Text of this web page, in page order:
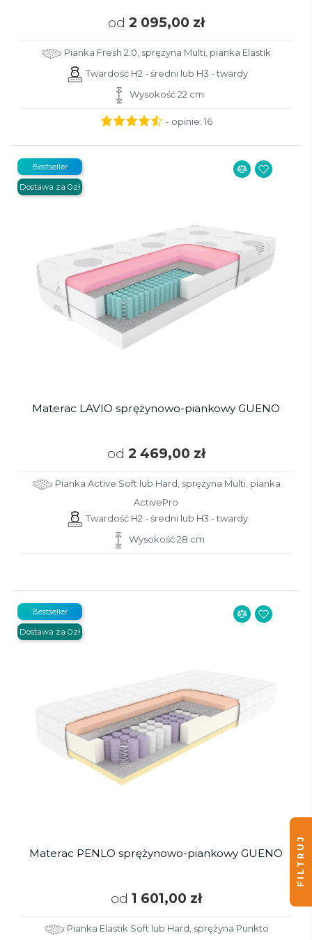
od 2 095,00 zł
Pianka Fresh 2.0, sprężyna Multi, pianka Elastik
Twardość H2 - średni lub H3 - twardy
Wysokość 22 cm
- opinie: 16
Materac LAVIO sprężynowo-piankowy GUENO
od 2 469,00 zł
Pianka Active Soft lub Hard, sprężyna Multi, pianka
ActivePro
Twardość H2 - średni lub H3 - twardy
Wysokość 28 cm
Bestseller
Dostawa za 0zł
Materac PENLO sprężynowo-piankowy GUENO
od 1 601,00 zł
Pianka Elastik Soft lub Hard, sprężyna Punkto
Bestseller
Dostawa za 0zł
FILTRUJ